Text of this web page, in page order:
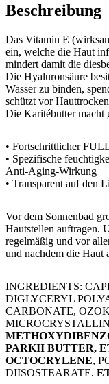
Beschreibung
Das Vitamin E
ein, welche die Haut
mindert damit die
Die Hyaluronsäure
Wasser zu binden,
schützt vor
Die Karitébutter macht
• Fortschrittlicher
• Spezifische
Anti-Aging-Wirkung
• Transparent auf den
​Vor dem Sonnenbad
Hautstellen auftragen.
regelmäßig und vor
und nachdem die Haut
​​INGREDIENTS:
DIGLYCERYL
CARBONATE,
PARKII BUTTER,
OCTOCRYLENE,
DIISOSTEARATE,